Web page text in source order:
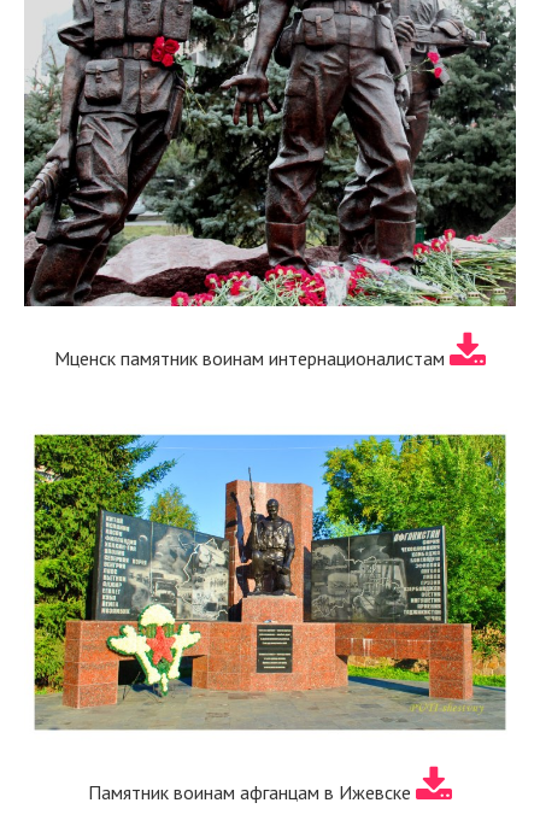
Мценск памятник воинам интернационалистам
Памятник воинам афганцам в Ижевске